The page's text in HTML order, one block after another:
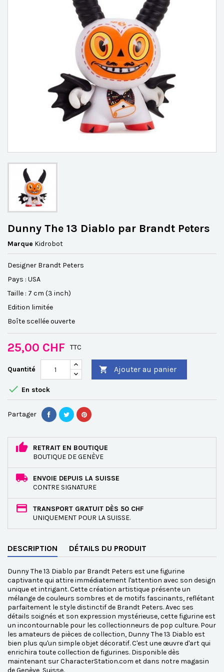
Dunny The 13 Diablo par Brandt Peters
Marque Kidrobot
Designer Brandt Peters
Pays : USA
Taille : 7 cm (3 inch)
Edition limitée
Boîte scellée ouverte
25,00 CHF TTC
Quantité  Ajouter au panier
 En stock
Partager
RETRAIT EN BOUTIQUE
BOUTIQUE DE GENÈVE
ENVOIE DEPUIS LA SUISSE
CONTRE SIGNATURE
TRANSPORT GRATUIT DÈS 50 CHF
UNIQUEMENT POUR LA SUISSE.
DESCRIPTION DÉTAILS DU PRODUIT
Dunny The 13 Diablo par Brandt Peters est une figurine
captivante qui attire immédiatement l'attention avec son design
unique et intrigant. Cette création artistique présente un
mélange de couleurs sombres et de motifs fascinants, reflétant
parfaitement le style distinctif de Brandt Peters. Avec ses
détails soignés et son expression mystérieuse, cette figurine est
un incontournable pour les collectionneurs de pop culture. Pour
les amateurs de pièces de collection, Dunny The 13 Diablo est
bien plus qu'un simple objet décoratif. C'est une œuvre d'art qui
enrichira toute collection de figurines. Disponible dès
maintenant sur CharacterStation.com et dans notre magasin
de Genève, Suisse.